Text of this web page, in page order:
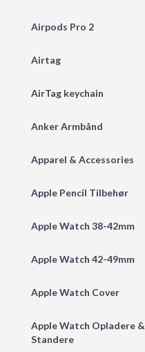
Airpods Pro 2
Airtag
AirTag keychain
Anker Armbånd
Apparel & Accessories
Apple Pencil Tilbehør
Apple Watch 38-42mm
Apple Watch 42-49mm
Apple Watch Cover
Apple Watch Opladere &
Standere